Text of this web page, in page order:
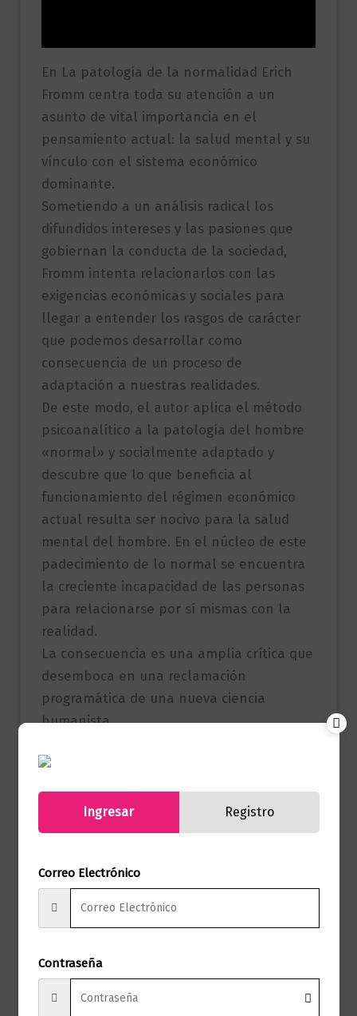
En La patología de la normalidad Erich
Fromm centra toda su atención a un
asunto de vital importancia en el
pensamiento actual: la salud mental y su
vínculo con el sistema económico
dominante.
Sometiendo a un análisis radical los
difundidos intereses y las pasiones que
gobiernan la conducta de la sociedad,
Fromm intenta relacionarlos con las
exigencias económicas y sociales para
llegar a entender los rasgos de carácter
que podemos desarrollar como
consecuencia de un proceso de
adaptación a nuestras realidades.
De este modo, el autor aplica el método
psicoanalítico a la patología del hombre
«normal» y socialmente adaptado y
descubre que lo que beneficia al
funcionamiento del régimen económico
actual resulta ser nocivo para la salud
mental del hombre. En el núcleo de este
padecimiento de lo normal se encuentra
la creciente incapacidad de las personas
para relacionarse por sí mismas con la
realidad.
La consecuencia es una amplia crítica que
desemboca en una reclamación
programática de una nueva ciencia
humanista.
(ISBN)
Páginas
Autor
Formato 13.5 x 21
Ingresar Registro
Correo Electrónico
Contraseña